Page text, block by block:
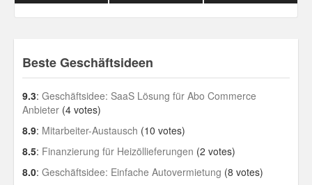
Beste Geschäftsideen
9.3: Geschäftsidee: SaaS Lösung für Abo Commerce
Anbieter (4 votes)
8.9: Mitarbeiter-Austausch (10 votes)
8.5: Finanzierung für Heizöllieferungen (2 votes)
8.0: Geschäftsidee: Einfache Autovermietung (8 votes)